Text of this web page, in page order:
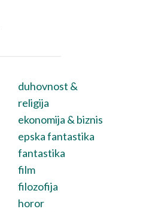
duhovnost &
religija
ekonomija & biznis
epska fantastika
fantastika
film
filozofija
horor